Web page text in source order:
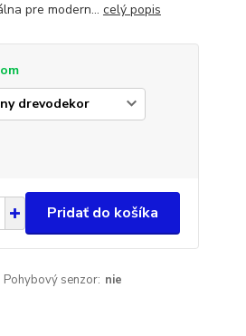
pre modern... celý popis
Pridať do košíka
Pohybový senzor: nie